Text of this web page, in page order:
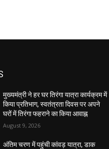
मुख्यमंत्री ने हर घर तिरंगा यात्रा कार्यक्रम में
किया प्रतिभाग, स्वतंत्रता दिवस पर अपने
घरों में तिरंगा फहराने का किया आवाह्न
August 9, 2026
अंतिम चरण में पहुंची कांवड़ यात्रा, डाक